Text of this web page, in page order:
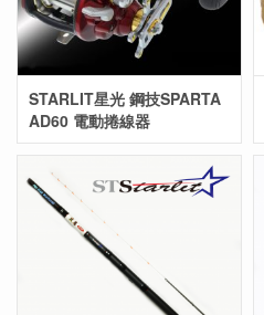
STARLIT星光 鋼技SPARTA
AD60 電動捲線器